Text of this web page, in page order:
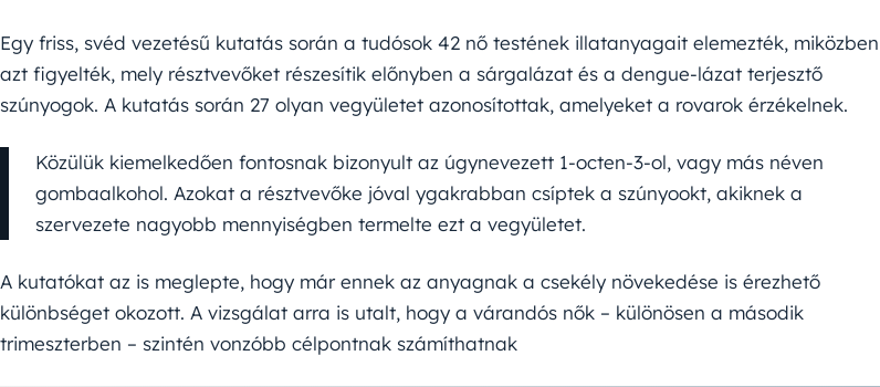
Egy friss, svéd vezetésű kutatás során a tudósok 42 nő testének illatanyagait elemezték, miközben
azt figyelték, mely résztvevőket részesítik előnyben a sárgalázat és a dengue-lázat terjesztő
szúnyogok. A kutatás során 27 olyan vegyületet azonosítottak, amelyeket a rovarok érzékelnek.
Közülük kiemelkedően fontosnak bizonyult az úgynevezett 1-octen-3-ol, vagy más néven
gombaalkohol. Azokat a résztvevőke jóval ygakrabban csíptek a szúnyookt, akiknek a
szervezete nagyobb mennyiségben termelte ezt a vegyületet.
A kutatókat az is meglepte, hogy már ennek az anyagnak a csekély növekedése is érezhető
különbséget okozott. A vizsgálat arra is utalt, hogy a várandós nők – különösen a második
trimeszterben – szintén vonzóbb célpontnak számíthatnak